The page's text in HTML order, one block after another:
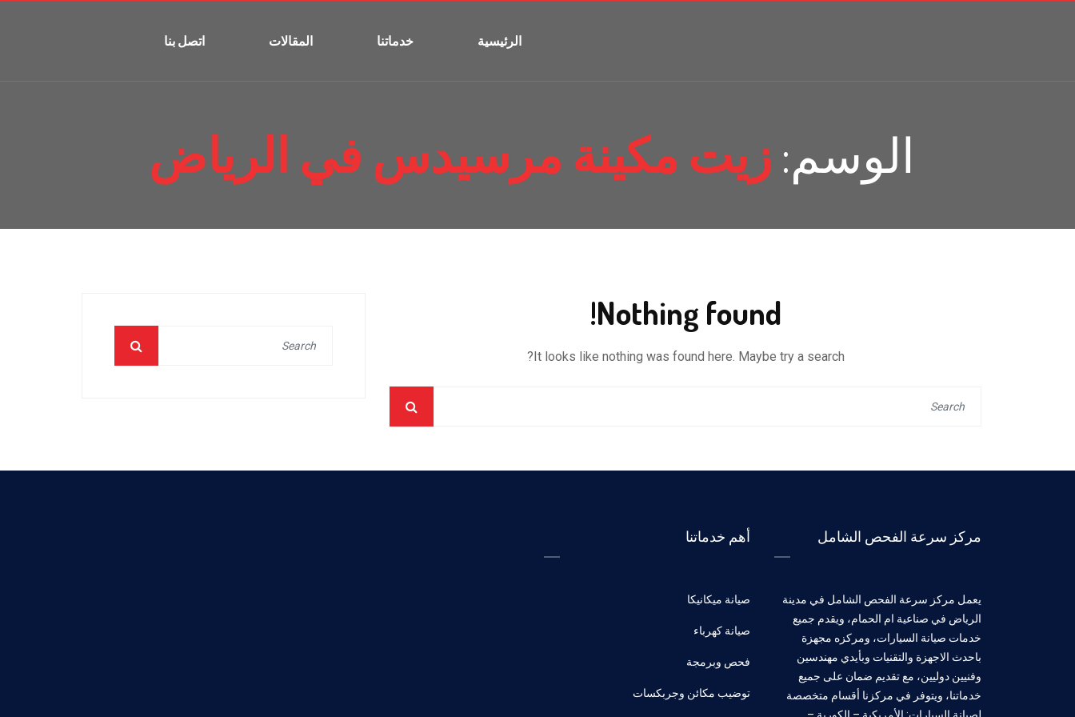
الرئيسية خدماتنا المقالات اتصل بنا
الوسم: زيت مكينة مرسيدس في الرياض
Nothing found!
It looks like nothing was found here. Maybe try a search?
مركز سرعة الفحص الشامل
يعمل مركز سرعة الفحص الشامل في مدينة
الرياض في صناعية ام الحمام، ويقدم جميع
خدمات صيانة السيارات، ومركزه مجهزة
باحدث الاجهزة والتقنيات وبأيدي مهندسين
وفنيين دوليين، مع تقديم ضمان على جميع
خدماتنا، ويتوفر في مركزنا أقسام متخصصة
أهم خدماتنا
صيانة ميكانيكا
صيانة كهرباء
فحص وبرمجة
توضيب مكائن وجربكسات